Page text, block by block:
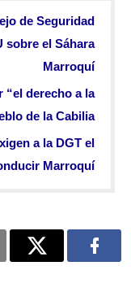
de Seguridad
sobre el Sáhara
Marroquí
“el derecho a la
de la Cabilia
a la DGT el
Marroquí